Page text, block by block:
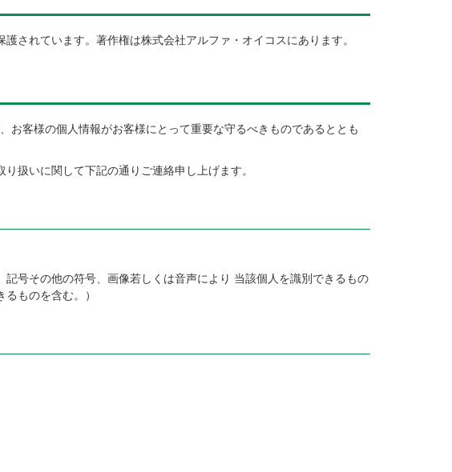
されています。著作権は株式会社アルファ・オイコスにあります。
客様の個人情報がお客様にとって重要な守るべきものであるととも
扱いに関して下記の通りご連絡申し上げます。
号その他の符号、画像若しくは音声により 当該個人を識別できるもの
ものを含む。）